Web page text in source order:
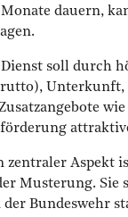
dauern,
soll durch
Unterkunft,
zentraler Aspekt
Musterung. Sie
Bundeswehr